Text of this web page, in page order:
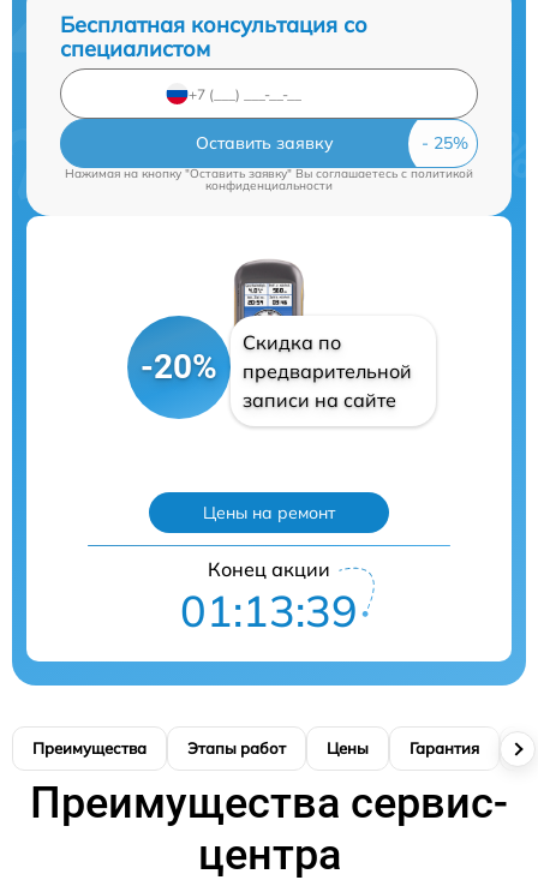
Бесплатная консультация со
специалистом
Оставить заявку
Нажимая на кнопку "Оставить заявку" Вы соглашаетесь cполитикой
конфиденциальности
-20%
Скидка по
предварительной
записи на сайте
Цены на ремонт
Конец акции
01:13:38
Преимущества Этапы работ Цены Гарантия
Преимущества сервис-
центра